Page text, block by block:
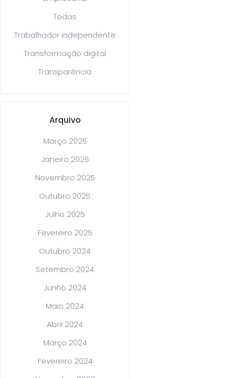
Todas
Trabalhador independente
Transformação digital
Transparência
Arquivo
Março 2026
Janeiro 2026
Novembro 2025
Outubro 2025
Julho 2025
Fevereiro 2025
Outubro 2024
Setembro 2024
Junho 2024
Maio 2024
Abril 2024
Março 2024
Fevereiro 2024